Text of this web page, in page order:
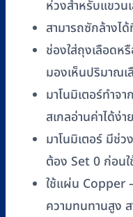
ห่วงสำหรับแขวน
สามารถซักล้าง
ช่องใส่ถุงเลือดห
มองเห็นปริมาณเ
มาโนมิเตอร์ทำจ
สเกลอ่านค่าได้ง่าย
มาโนมิเตอร์ มีช่
ต้อง Set 0 ก่อนใ
ใช้แผ่น
ความทนทานสูง ส